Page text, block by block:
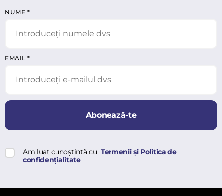
NUME *
EMAIL *
Abonează-te
Am luat cunoștință cu Termenii și Politica de
confidențialitate